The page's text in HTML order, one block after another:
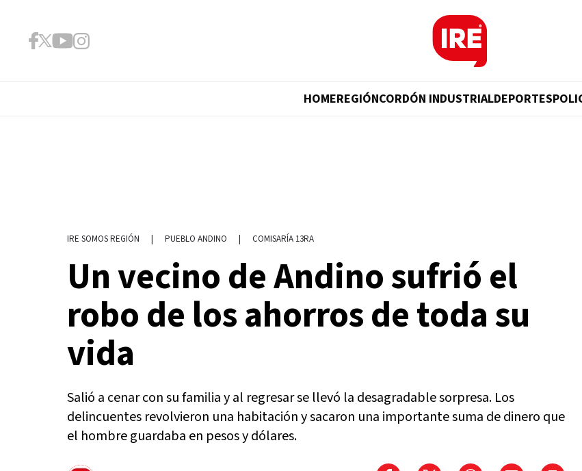
HOMEREGIÓNCORDÓN INDUSTRIALDEPORTES
IRE SOMOS REGIÓN | PUEBLO ANDINO | COMISARÍA 13RA
Un vecino de Andino sufrió el
robo de los ahorros de toda su
vida
Salió a cenar con su familia y al regresar se llevó la desagradable sorpresa. Los
delincuentes revolvieron una habitación y sacaron una importante suma de dinero que
el hombre guardaba en pesos y dólares.